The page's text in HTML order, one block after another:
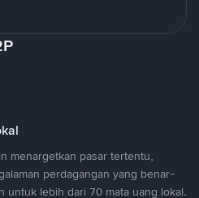
menargetkan pasar tertentu,
perdagangan yang benar-
untuk lebih dari 70 mata uang lokal.